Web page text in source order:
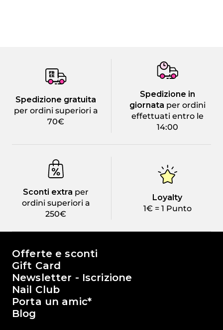
Spedizione gratuita
per ordini superiori a
70€
Spedizione in
giornata per ordini
effettuati entro le
14:00
Sconti extra per
ordini superiori a
250€
Loyalty
1€ = 1 Punto
Il mondo di Passione Beauty
Offerte e sconti
Gift Card
Newsletter - Iscrizione
Nail Club
Porta un amic*
Blog